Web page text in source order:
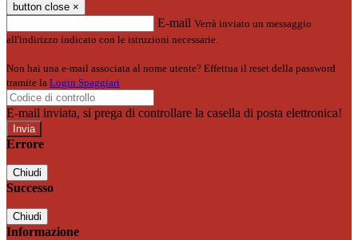
button close ×
E-mail Verrà inviato un messaggio
all'indirizzo indicato con le istruzioni necessarie.
Non hai una e-mail associata al nome utente? Effettua il reset della password
tramite la Login Spaggiari
E-mail inviata, si prega di controllare la casella di posta elettronica!
Errore
Chiudi
Successo
Chiudi
Informazione